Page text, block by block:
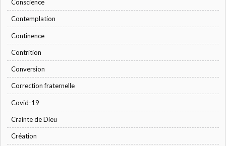
Conscience
Contemplation
Continence
Contrition
Conversion
Correction fraternelle
Covid-19
Crainte de Dieu
Création